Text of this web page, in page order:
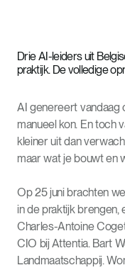
Drie AI-leiders uit
praktijk. De volledige
AI genereert vandaag
manueel kon. En toch
kleiner uit dan
maar wat je bouwt en
Op 25 juni brachten
in de praktijk brengen,
Charles-Antoine
CIO bij Attentia. Bart
Landmaatschappij.